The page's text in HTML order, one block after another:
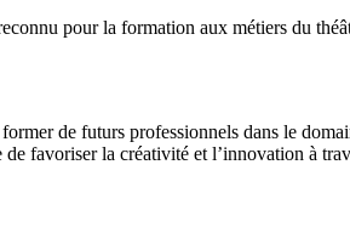
pour la formation aux métiers du
de futurs professionnels dans le
favoriser la créativité et l’innovation à